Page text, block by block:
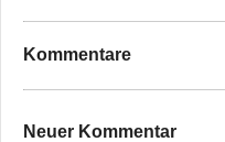
Kommentare
Neuer Kommentar